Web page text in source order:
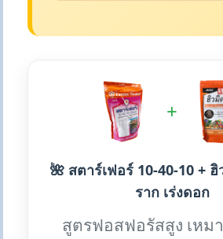
+
🌺 สตาร์เฟอร์ 10-40-10 + ฮิ
ราก เร่งดอก
สูตรฟอสฟอรัสสูง เหม